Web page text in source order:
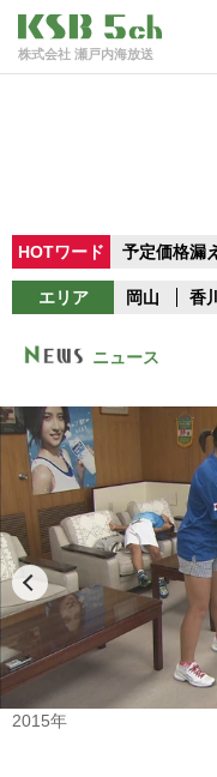
株式会社 瀬戸内海放送
HOTワード 予定価格漏
エリア 岡山 香川
ニュース
2015年